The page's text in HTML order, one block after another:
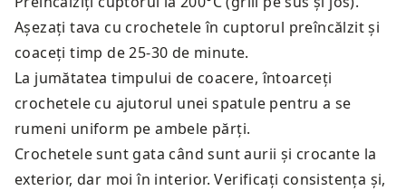
Așezați tava cu crochetele în cuptorul preîncălzit și
coaceți timp de 25-30 de minute.
La jumătatea timpului de coacere, întoarceți
crochetele cu ajutorul unei spatule pentru a se
rumeni uniform pe ambele părți.
Crochetele sunt gata când sunt aurii și crocante la
exterior, dar moi în interior. Verificați consistența și,